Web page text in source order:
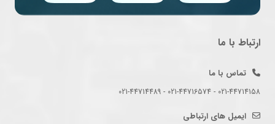
ارتباط با ما
تماس با ما
021-44714158 - 021-44716574 - 021-44714489
ایمیل های ارتباطی